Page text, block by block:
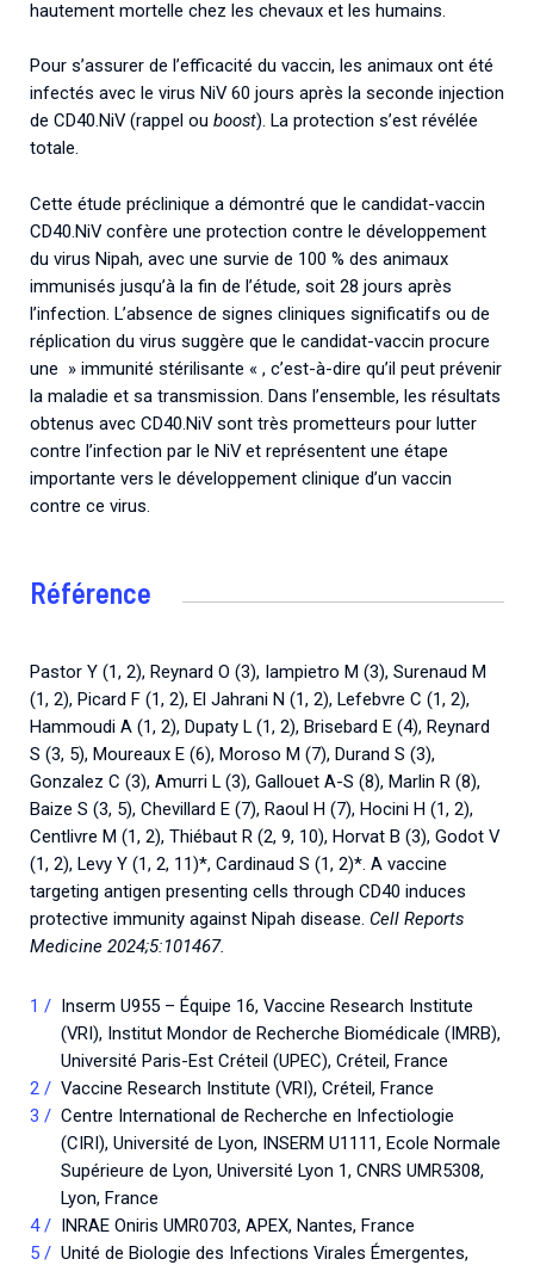
hautement mortelle chez les chevaux et les humains.
Pour s’assurer de l’efficacité du vaccin, les animaux ont été
infectés avec le virus NiV 60 jours après la seconde injection
de CD40.NiV (rappel ou boost). La protection s’est révélée
totale.
Cette étude préclinique a démontré que le candidat-vaccin
CD40.NiV confère une protection contre le développement
du virus Nipah, avec une survie de 100 % des animaux
immunisés jusqu’à la fin de l’étude, soit 28 jours après
l’infection. L’absence de signes cliniques significatifs ou de
réplication du virus suggère que le candidat-vaccin procure
une » immunité stérilisante « , c’est-à-dire qu’il peut prévenir
la maladie et sa transmission. Dans l’ensemble, les résultats
obtenus avec CD40.NiV sont très prometteurs pour lutter
contre l’infection par le NiV et représentent une étape
importante vers le développement clinique d’un vaccin
contre ce virus.
Référence
Pastor Y (1, 2), Reynard O (3), Iampietro M (3), Surenaud M
(1, 2), Picard F (1, 2), El Jahrani N (1, 2), Lefebvre C (1, 2),
Hammoudi A (1, 2), Dupaty L (1, 2), Brisebard E (4), Reynard
S (3, 5), Moureaux E (6), Moroso M (7), Durand S (3),
Gonzalez C (3), Amurri L (3), Gallouet A-S (8), Marlin R (8),
Baize S (3, 5), Chevillard E (7), Raoul H (7), Hocini H (1, 2),
Centlivre M (1, 2), Thiébaut R (2, 9, 10), Horvat B (3), Godot V
(1, 2), Levy Y (1, 2, 11)*, Cardinaud S (1, 2)*. A vaccine
targeting antigen presenting cells through CD40 induces
protective immunity against Nipah disease. Cell Reports
Medicine 2024;5:101467.
Inserm U955 – Équipe 16, Vaccine Research Institute
(VRI), Institut Mondor de Recherche Biomédicale (IMRB),
Université Paris-Est Créteil (UPEC), Créteil, France
Vaccine Research Institute (VRI), Créteil, France
Centre International de Recherche en Infectiologie
(CIRI), Université de Lyon, INSERM U1111, Ecole Normale
Supérieure de Lyon, Université Lyon 1, CNRS UMR5308,
Lyon, France
INRAE Oniris UMR0703, APEX, Nantes, France
Unité de Biologie des Infections Virales Émergentes,